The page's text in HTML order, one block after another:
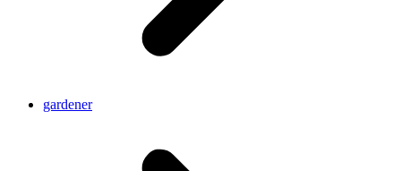
gardener